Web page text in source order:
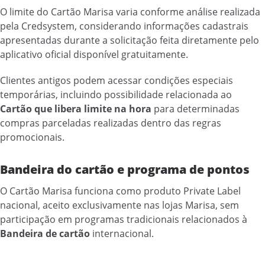
O limite do Cartão Marisa varia conforme análise realizada
pela Credsystem, considerando informações cadastrais
apresentadas durante a solicitação feita diretamente pelo
aplicativo oficial disponível gratuitamente.
Clientes antigos podem acessar condições especiais
temporárias, incluindo possibilidade relacionada ao
Cartão que libera limite na hora para determinadas
compras parceladas realizadas dentro das regras
promocionais.
Bandeira do cartão e programa de pontos
O Cartão Marisa funciona como produto Private Label
nacional, aceito exclusivamente nas lojas Marisa, sem
participação em programas tradicionais relacionados à
Bandeira de cartão internacional.